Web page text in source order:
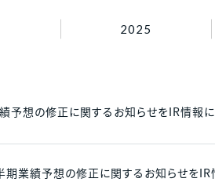
、問題のある勧誘行為を確認された際は
2025
想の修正に関するお知らせをIR情報に
績予想の修正に関するお知らせをIR